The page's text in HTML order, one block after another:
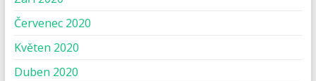
Červenec 2020
Květen 2020
Duben 2020